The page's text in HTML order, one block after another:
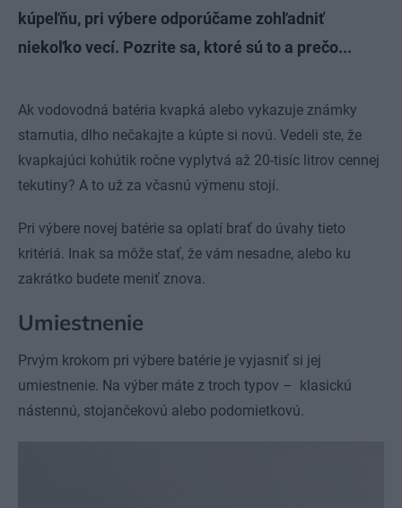
kúpeľňu, pri výbere odporúčame zohľadniť
niekoľko vecí. Pozrite sa, ktoré sú to a prečo...
Ak vodovodná batéria kvapká alebo vykazuje známky
starnutia, dlho nečakajte a kúpte si novú. Vedeli ste, že
kvapkajúci kohútik ročne vyplytvá až 20-tisíc litrov cennej
tekutiny? A to už za včasnú výmenu stojí.
Pri výbere novej batérie sa oplatí brať do úvahy tieto
kritériá. Inak sa môže stať, že vám nesadne, alebo ku
zakrátko budete meniť znova.
Umiestnenie
Prvým krokom pri výbere batérie je vyjasniť si jej
umiestnenie. Na výber máte z troch typov – klasickú
nástennú, stojančekovú alebo podomietkovú.